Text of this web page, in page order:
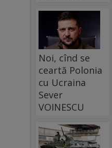
Noi, cînd se
ceartă Polonia
cu Ucraina
Sever
VOINESCU